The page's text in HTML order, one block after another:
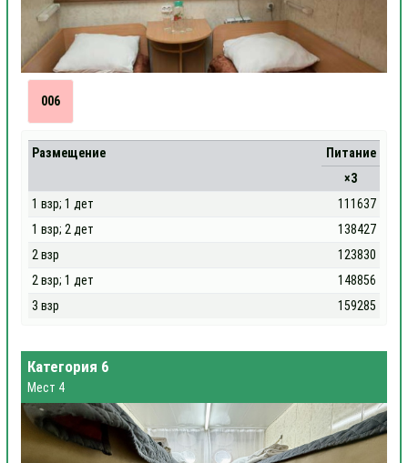
006
Размещение
Питание
×3
1 взр; 1 дет
111637
1 взр; 2 дет
138427
2 взр
123830
2 взр; 1 дет
148856
3 взр
159285
Категория 6
Мест 4